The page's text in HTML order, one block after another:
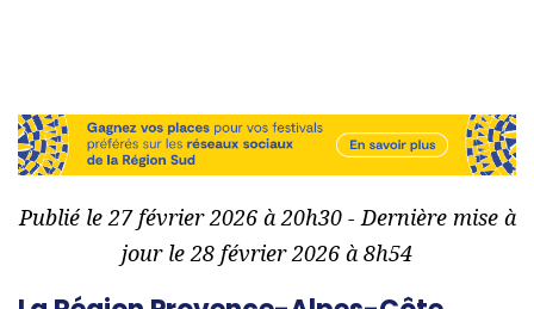
Publié le 27 février 2026 à 20h30 - Dernière mise à
jour le 28 février 2026 à 8h54